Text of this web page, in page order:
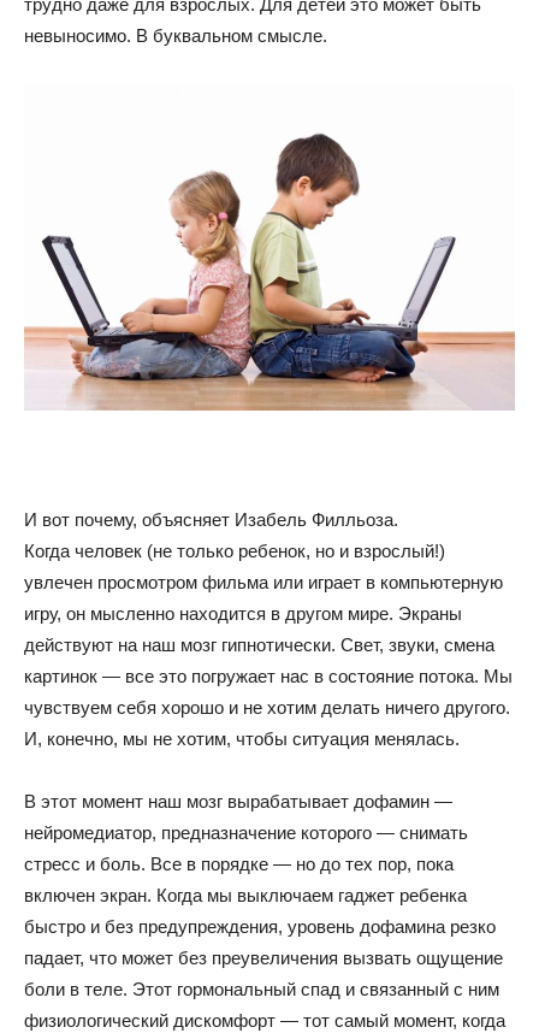
трудно даже для взрослых. Для детей это может быть
невыносимо. В буквальном смысле.
И вот почему, объясняет Изабель Филльоза.
Когда человек (не только ребенок, но и взрослый!)
увлечен просмотром фильма или играет в компьютерную
игру, он мысленно находится в другом мире. Экраны
действуют на наш мозг гипнотически. Свет, звуки, смена
картинок — все это погружает нас в состояние потока. Мы
чувствуем себя хорошо и не хотим делать ничего другого.
И, конечно, мы не хотим, чтобы ситуация менялась.
В этот момент наш мозг вырабатывает дофамин —
нейромедиатор, предназначение которого — снимать
стресс и боль. Все в порядке — но до тех пор, пока
включен экран. Когда мы выключаем гаджет ребенка
быстро и без предупреждения, уровень дофамина резко
падает, что может без преувеличения вызвать ощущение
боли в теле. Этот гормональный спад и связанный с ним
физиологический дискомфорт — тот самый момент, когда